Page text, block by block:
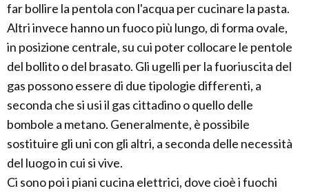
far bollire la pentola con l'acqua per cucinare la pasta.
Altri invece hanno un fuoco più lungo, di forma ovale,
in posizione centrale, su cui poter collocare le pentole
del bollito o del brasato. Gli ugelli per la fuoriuscita del
gas possono essere di due tipologie differenti, a
seconda che si usi il gas cittadino o quello delle
bombole a metano. Generalmente, è possibile
sostituire gli uni con gli altri, a seconda delle necessità
del luogo in cui si vive.
Ci sono poi i piani cucina elettrici, dove cioè i fuochi